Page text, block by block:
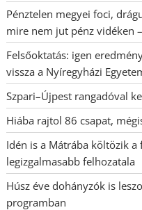
Pénztelen megyei foci,
mire nem jut pénz vidéken
Felsőoktatás: igen
vissza a Nyíregyházi
Szpari–Újpest rangadóval
Hiába rajtol 86 csapat,
Idén is a Mátrába költözik a
legizgalmasabb felhozatala
Húsz éve dohányzók is
programban